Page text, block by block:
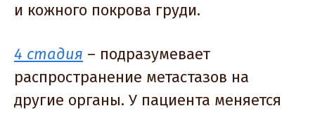
и кожного покрова груди.
4 стадия – подразумевает
распространение метастазов на
другие органы. У пациента меняется